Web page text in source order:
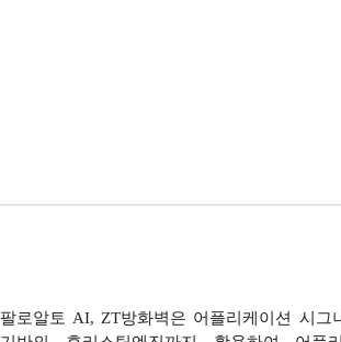
팔로알토 AI, ZT방화벽은 어플리케이션 시그